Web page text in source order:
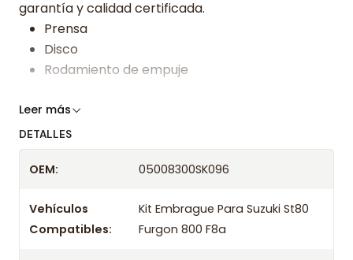
garantía y calidad certificada.
Prensa
Disco
Rodamiento de empuje
Somos especialistas en embragues desde 2019,
tienda previo correo de confirmación.
Leer más
DETALLES
OEM: 05008300SK096
Vehículos
Compatibles:
Kit Embrague Para Suzuki St80
Furgon 800 F8a